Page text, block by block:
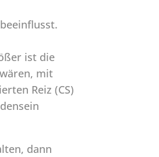
ist die
mit
Reiz (CS)
dann